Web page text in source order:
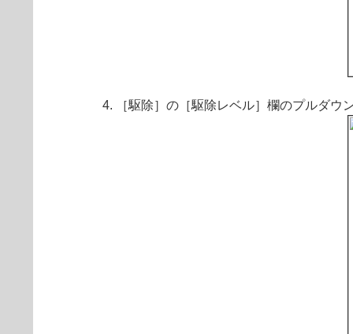
［駆除］の［駆除レベル］欄のプルダ